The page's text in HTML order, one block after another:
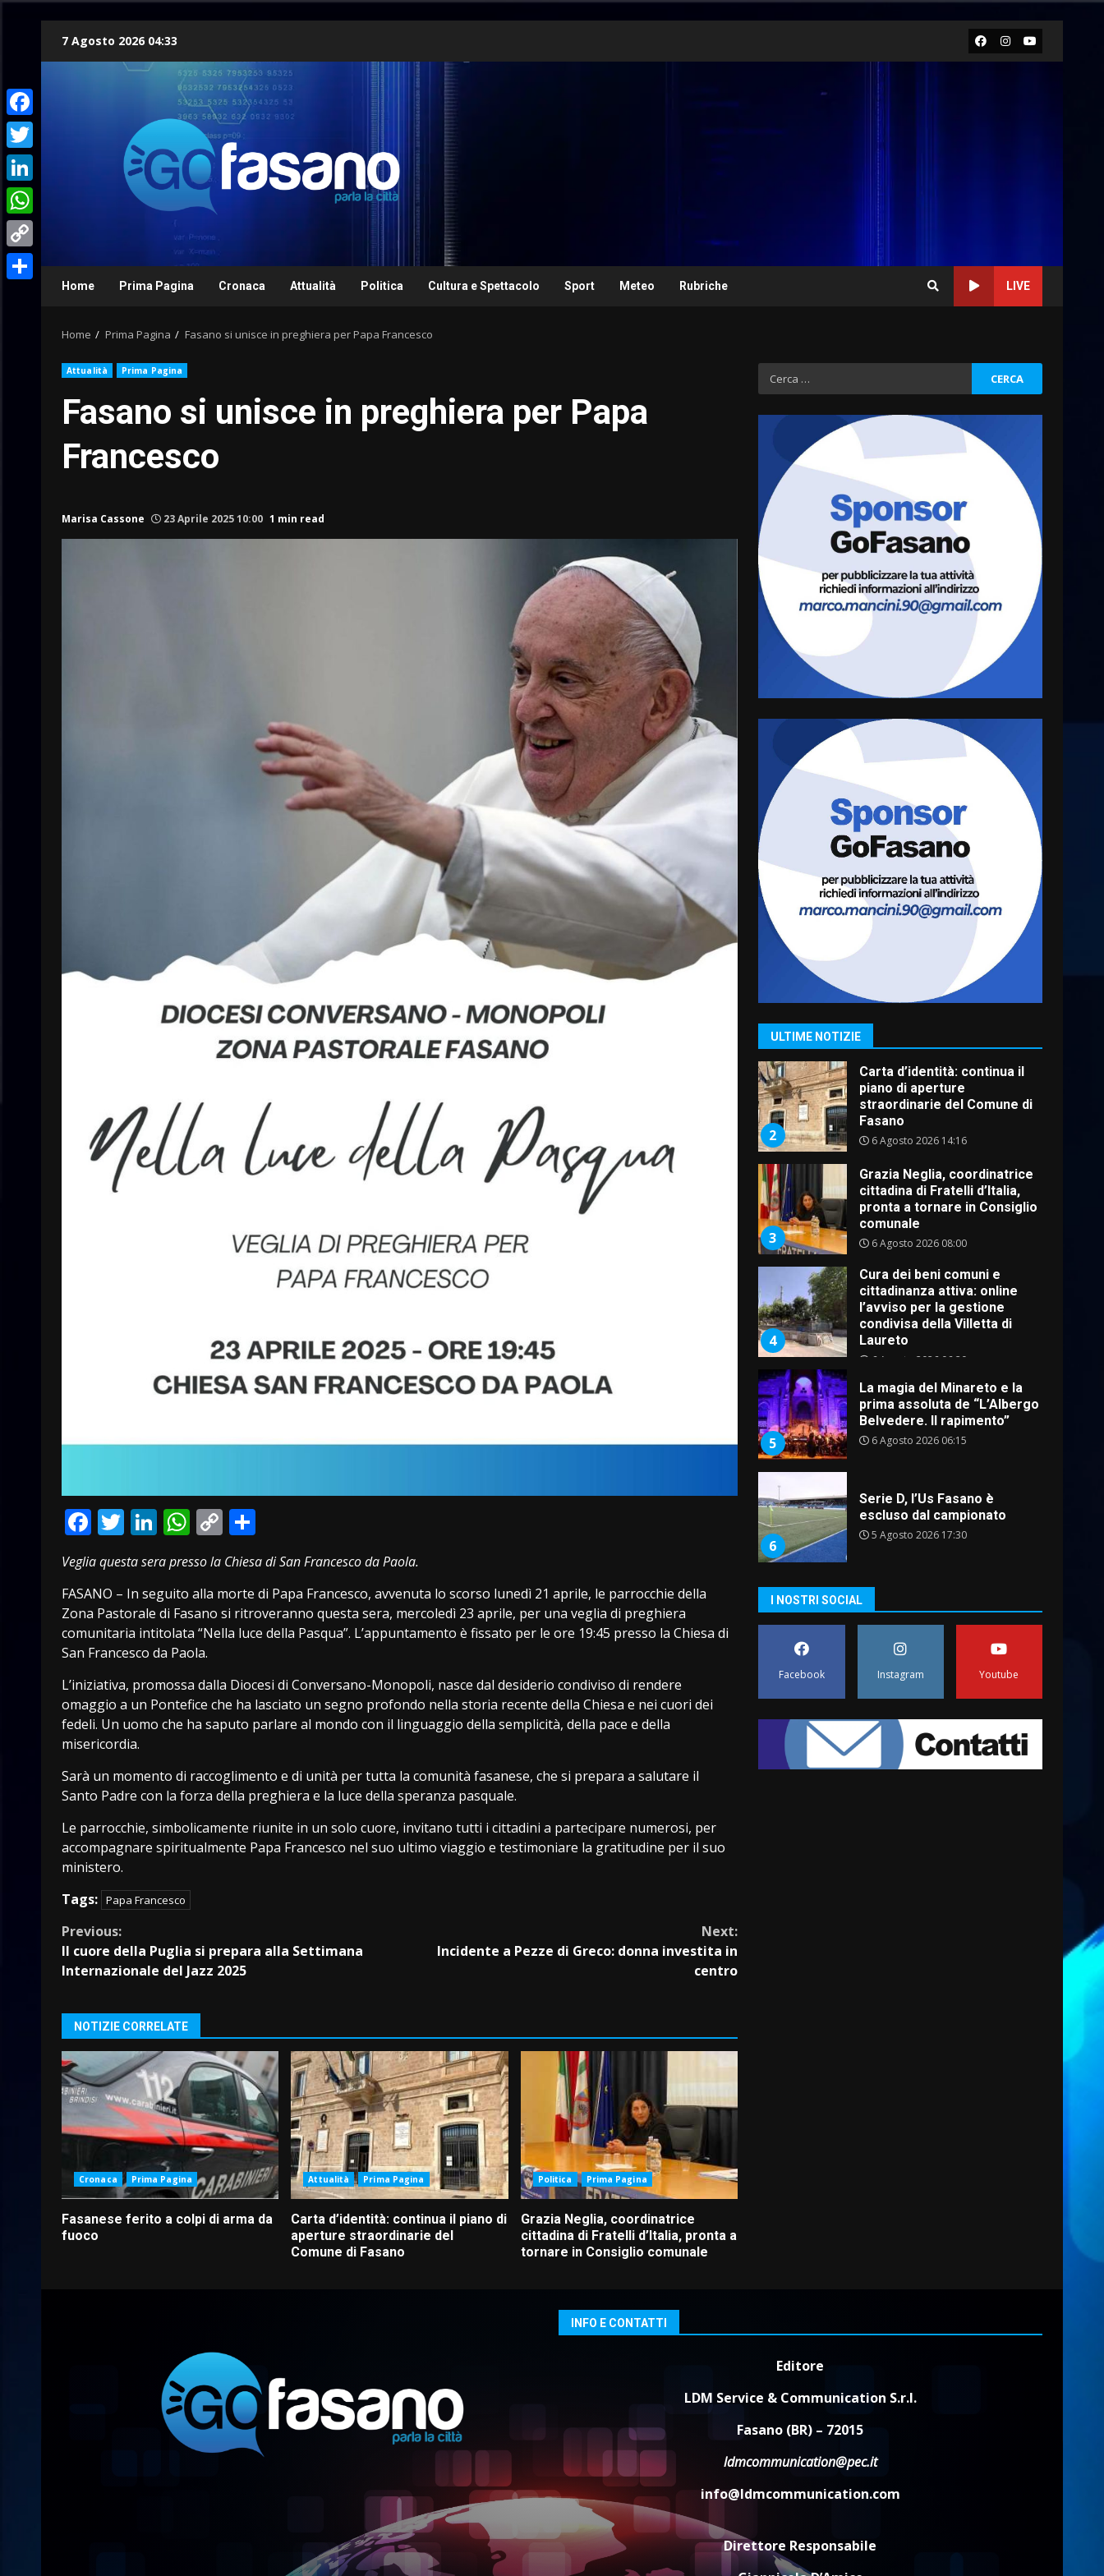
7 Agosto 2026 04:33 Facebook
Instagram
Youtube
Home Prima Pagina Cronaca Attualità Politica Cultura e Spettacolo Sport Meteo Rubriche LIVE
Home Prima Pagina Fasano si unisce in preghiera per Papa Francesco
Attualità Prima Pagina
Fasano si unisce in preghiera per Papa
Francesco
Marisa Cassone 23 Aprile 2025 10:00 1 min read
Facebook
Twitter
LinkedIn
WhatsApp
Copy
Link
Veglia questa sera presso la Chiesa di San Francesco da Paola.
FASANO – In seguito alla morte di Papa Francesco, avvenuta lo scorso lunedì 21 aprile, le parrocchie della
Zona Pastorale di Fasano si ritroveranno questa sera, mercoledì 23 aprile, per una veglia di preghiera
comunitaria intitolata “Nella luce della Pasqua”. L’appuntamento è fissato per le ore 19:45 presso la Chiesa di
San Francesco da Paola.
L’iniziativa, promossa dalla Diocesi di Conversano-Monopoli, nasce dal desiderio condiviso di rendere
omaggio a un Pontefice che ha lasciato un segno profondo nella storia recente della Chiesa e nei cuori dei
fedeli. Un uomo che ha saputo parlare al mondo con il linguaggio della semplicità, della pace e della
misericordia.
Sarà un momento di raccoglimento e di unità per tutta la comunità fasanese, che si prepara a salutare il
Santo Padre con la forza della preghiera e la luce della speranza pasquale.
Le parrocchie, simbolicamente riunite in un solo cuore, invitano tutti i cittadini a partecipare numerosi, per
accompagnare spiritualmente Papa Francesco nel suo ultimo viaggio e testimoniare la gratitudine per il suo
ministero.
Tags: Papa Francesco
Continue
Reading
Previous:
Il cuore della Puglia si prepara alla Settimana
Internazionale del Jazz 2025
Next:
Incidente a Pezze di Greco: donna investita in
centro
NOTIZIE CORRELATE
Cronaca Prima Pagina
Fasanese ferito a colpi di arma da
fuoco
Attualità Prima Pagina
Carta d’identità: continua il piano di
aperture straordinarie del
Comune di Fasano
Politica Prima Pagina
Grazia Neglia, coordinatrice
cittadina di Fratelli d’Italia, pronta a
tornare in Consiglio comunale
Ricerca
per:
ULTIME NOTIZIE
Grazia Neglia, coordinatrice
cittadina di Fratelli d’Italia,
pronta a tornare in Consiglio
comunale
6 Agosto 2026 08:00
4
Cura dei beni comuni e
cittadinanza attiva: online
l’avviso per la gestione
condivisa della Villetta di
5
La magia del Minareto e la
prima assoluta de “L’Albergo
Belvedere. Il rapimento”
6 Agosto 2026 06:15
escluso dal campionato
5 Agosto 2026 17:30
7
Truffatori in azione nelle
frazioni fasanesi
5 Agosto 2026 11:03
1
Fasanese ferito a colpi di
arma da fuoco
6 Agosto 2026 18:13
2
Carta d’identità: continua il
piano di aperture
straordinarie del Comune di
Fasano
6 Agosto 2026 14:16
3
Grazia Neglia, coordinatrice
cittadina di Fratelli d’Italia,
pronta a tornare in Consiglio
comunale
6 Agosto 2026 08:00
4
Cura dei beni comuni e
cittadinanza attiva: online
l’avviso per la gestione
condivisa della Villetta di
Laureto
6 Agosto 2026 06:20
5
La magia del Minareto e la
prima assoluta de “L’Albergo
Belvedere. Il rapimento”
6 Agosto 2026 06:15
6
Serie D, l’Us Fasano è
escluso dal campionato
5 Agosto 2026 17:30
Truffatori in azione nelle
arma da fuoco
6 Agosto 2026 18:13
I NOSTRI SOCIAL
Facebook Instagram Youtube
INFO E CONTATTI
Editore
LDM Service & Communication S.r.l.
Fasano (BR) – 72015
ldmcommunication@pec.it
info@ldmcommunication.com
Direttore Responsabile
Facebook
Twitter
LinkedIn
WhatsApp
Copy